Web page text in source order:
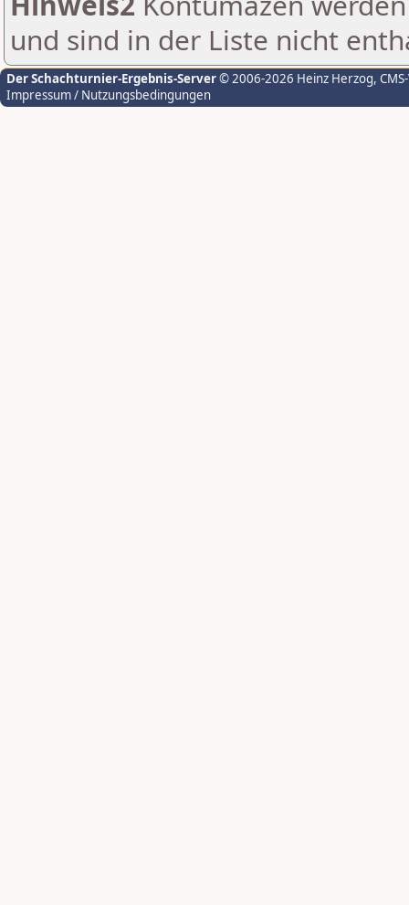
und sind in der Liste nicht
Der Schachturnier-Ergebnis-Server© 2006-2026 Heinz Herzog,
Impressum / Nutzungsbedingungen